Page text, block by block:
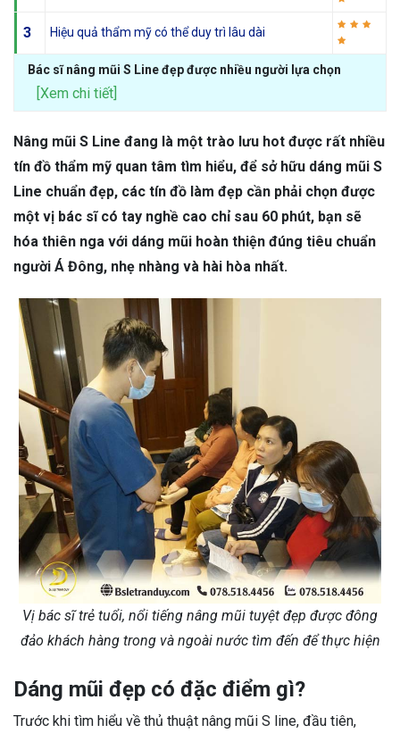
3 Hiệu quả thẩm mỹ có thể duy trì lâu dài
Bác sĩ nâng mũi S Line đẹp được nhiều người lựa chọn
[Xem chi tiết]
Nâng mũi S Line đang là một trào lưu hot được rất nhiều
tín đồ thẩm mỹ quan tâm tìm hiểu, để sở hữu dáng mũi S
Line chuẩn đẹp, các tín đồ làm đẹp cần phải chọn được
một vị bác sĩ có tay nghề cao chỉ sau 60 phút, bạn sẽ
hóa thiên nga với dáng mũi hoàn thiện đúng tiêu chuẩn
người Á Đông, nhẹ nhàng và hài hòa nhất.
Vị bác sĩ trẻ tuổi, nổi tiếng nâng mũi tuyệt đẹp được đông
đảo khách hàng trong và ngoài nước tìm đến để thực hiện
Dáng mũi đẹp có đặc điểm gì?
Trước khi tìm hiểu về thủ thuật nâng mũi S line, đầu tiên,